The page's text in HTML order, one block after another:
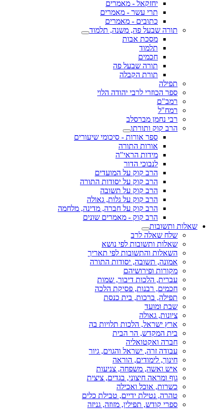
יחזקאל - מאמרים
תרי עשר - מאמרים
כתובים - מאמרים
תורה שבעל פה, משנה, תלמוד
מסכת אבות
תלמוד
חכמים
תורה שבעל פה
תורת הקבלה
תפילה
ספר הכוזרי לרבי יהודה הלוי
רמב"ם
רמח"ל
רבי נחמן מברסלב
הרב קוק ותורתו
ספר אורות - סיכומי שיעורים
אורות התורה
מידות הראי"ה
לנבוכי הדור
הרב קוק על המועדים
הרב קוק על יסודות התורה
הרב קוק על תשובה
הרב קוק על גלות, גאולה
הרב קוק על חברה, מדינה, מלחמה
הרב קוק - מאמרים שונים
שאלות ותשובות
שלח שאלה לרב
שאלות ותשובות לפי נושא
השאלות והתשובות לפי תאריך
אמונה, תשובה, יסודות התורה
מקורות ופירושיהם
עברית, הלכות דיבור, שמות
חכמים, רבנות, פסיקת הלכה
תפילה, ברכות, בית כנסת
שבת ומועד
ציונות, גאולה
ארץ ישראל, הלכות תלויות בה
בית המקדש, הר הבית
חברה ואקטואליה
עבודה זרה, ישראל והגוים, גיור
חינוך, לימודים, הוראה
איש ואשה, משפחה, צניעות
גוף ומראה חיצוני, בגדים, ציצית
כשרות, אוכל ואכילה
טהרה, נטילת ידיים, טבילת כלים
ספרי קודש, תפילין, מזוזה, גניזה